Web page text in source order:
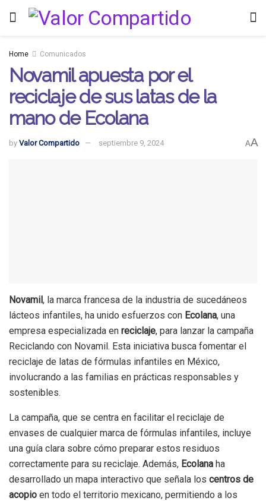
Home Comunicados
Novamil apuesta por el
reciclaje de sus latas de la
mano de Ecolana
by Valor Compartido septiembre 9, 2024 AA
Novamil, la marca francesa de la industria de sucedáneos
lácteos infantiles, ha unido esfuerzos con Ecolana, una
empresa especializada en reciclaje, para lanzar la campaña
Reciclando con Novamil. Esta iniciativa busca fomentar el
reciclaje de latas de fórmulas infantiles en México,
involucrando a las familias en prácticas responsables y
sostenibles.
La campaña, que se centra en facilitar el reciclaje de
envases de cualquier marca de fórmulas infantiles, incluye
una guía clara sobre cómo preparar estos residuos
correctamente para su reciclaje. Además, Ecolana ha
desarrollado un mapa interactivo que señala los centros de
acopio en todo el territorio mexicano, permitiendo a los